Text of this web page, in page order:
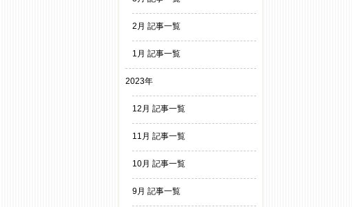
2月 記事一覧
1月 記事一覧
2023年
12月 記事一覧
11月 記事一覧
10月 記事一覧
9月 記事一覧